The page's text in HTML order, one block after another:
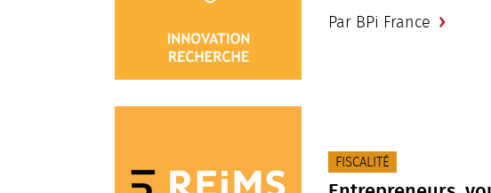
Par BPi France
CATÉGORIE(S) :
FISCALITÉ